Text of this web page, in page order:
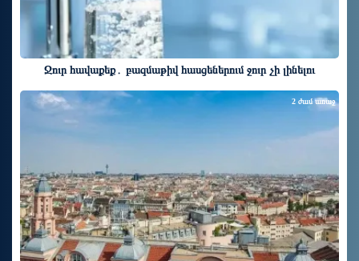
Ջուր հավաքեք․ բազմաթիվ հասցեներում ջուր չի լինելու
2 ժամ առաջ